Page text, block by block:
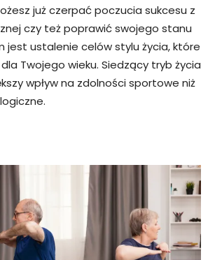
już czerpać poczucia sukcesu z
czy też poprawić swojego stanu
jest ustalenie celów stylu życia, które
Twojego wieku. Siedzący tryb życia
wpływ na zdolności sportowe niż